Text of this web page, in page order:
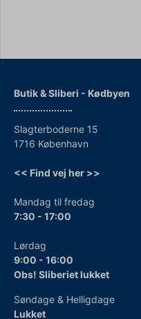
Butik & Sliberi - Kødbyen
Slagterboderne 15
1716 København
<< Find vej her >>
Mandag til fredag
7:30 - 17:00
Lørdag
9:00 - 16:00
Obs! Sliberiet lukket
Søndage & Helligdage
Lukket